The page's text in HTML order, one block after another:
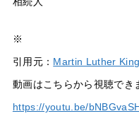
※
引用元： Martin Luther
動画はこちらから視聴でき
https://youtu.be/